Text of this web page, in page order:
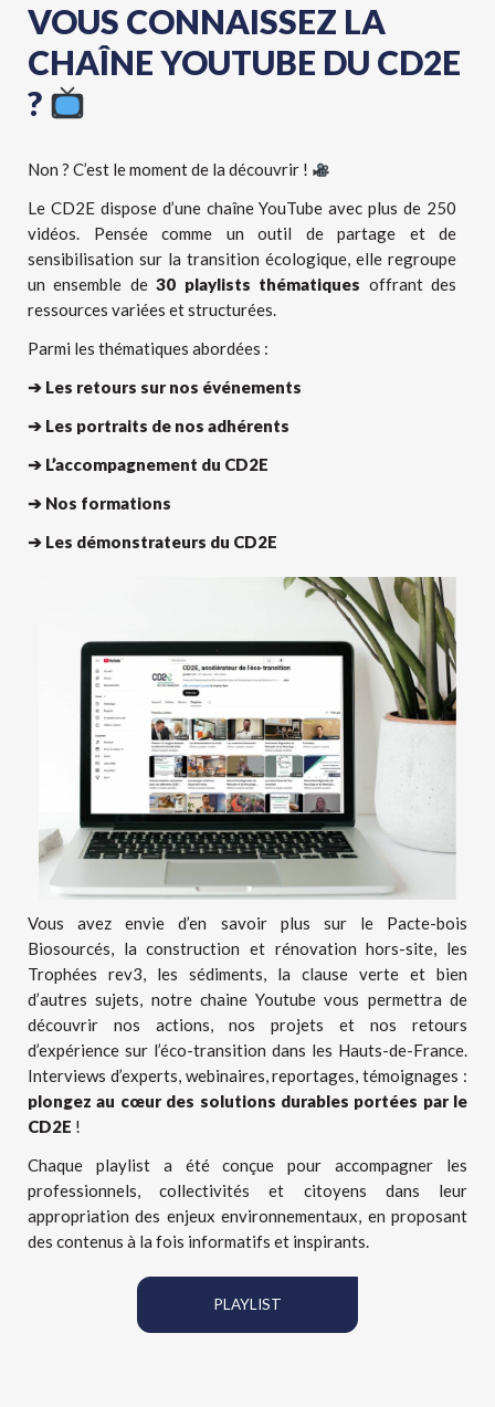
VOUS CONNAISSEZ LA
CHAÎNE YOUTUBE DU CD2E
?
Non ? C’est le moment de la découvrir !
Le CD2E dispose d’une chaîne YouTube avec plus de 250
vidéos. Pensée comme un outil de partage et de
sensibilisation sur la transition écologique, elle regroupe
un ensemble de30 playlists thématiques offrant des
ressources variées et structurées.
Parmi les thématiques abordées :
➔ Les retours sur nos événements
➔ Les portraits de nos adhérents
➔ L’accompagnement du CD2E
➔ Nos formations
➔ Les démonstrateurs du CD2E
Vous avez envie d’en savoir plus sur le Pacte-bois
Biosourcés, la construction et rénovation hors-site, les
Trophées rev3, les sédiments, la clause verte et bien
d’autres sujets, notre chaine Youtube vous permettra de
découvrir nos actions, nos projets et nos retours
d’expérience sur l’éco-transition dans les Hauts-de-France.
Interviews d’experts, webinaires, reportages, témoignages :
plongez au cœur des solutions durables portées par le
CD2E !
Chaque playlist a été conçue pour accompagner les
professionnels, collectivités et citoyens dans leur
appropriation des enjeux environnementaux, en proposant
des contenus à la fois informatifs et inspirants.
PLAYLIST